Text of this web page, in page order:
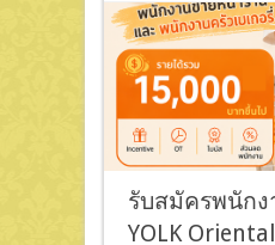
รับสมัครพนัก
YOLK